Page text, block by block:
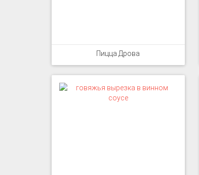
Пицца Дрова